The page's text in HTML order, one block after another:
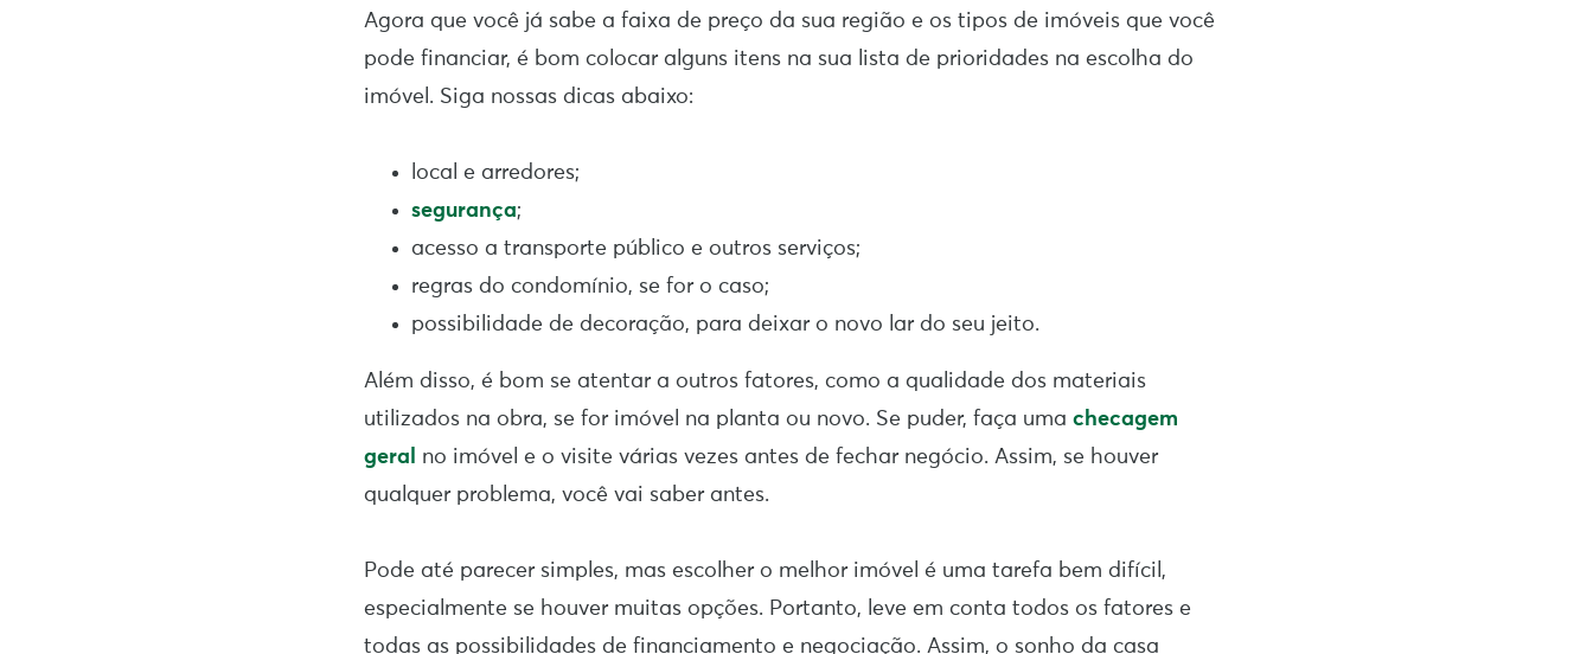
Agora que você já sabe a faixa de preço da sua região e os tipos de imóveis que você
pode financiar, é bom colocar alguns itens na sua lista de prioridades na escolha do
imóvel. Siga nossas dicas abaixo:
local e arredores;
segurança;
acesso a transporte público e outros serviços;
regras do condomínio, se for o caso;
possibilidade de decoração, para deixar o novo lar do seu jeito.
Além disso, é bom se atentar a outros fatores, como a qualidade dos materiais
utilizados na obra, se for imóvel na planta ou novo. Se puder, faça uma checagem
geral
no imóvel e o visite várias vezes antes de fechar negócio. Assim, se houver
qualquer problema, você vai saber antes.
Pode até parecer simples, mas escolher o melhor imóvel é uma tarefa bem difícil,
especialmente se houver muitas opções. Portanto, leve em conta todos os fatores e
todas as possibilidades de financiamento e negociação. Assim, o sonho da casa